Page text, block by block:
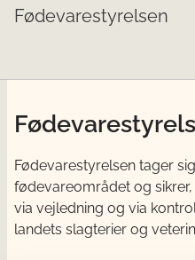
Fødevarestyrelsen
Fødevarestyrelsen tager
fødevareområdet og
via vejledning og via
landets slagterier og